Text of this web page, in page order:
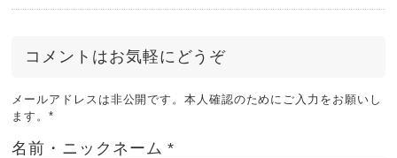
コメントはお気軽にどうぞ
メールアドレスは非公開です。本人確認のためにご入力をお願いし
ます。*
名前・ニックネーム*